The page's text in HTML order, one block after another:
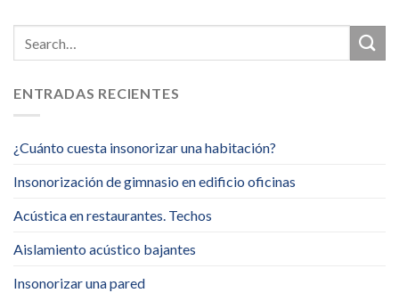
ENTRADAS RECIENTES
¿Cuánto cuesta insonorizar una habitación?
Insonorización de gimnasio en edificio oficinas
Acústica en restaurantes. Techos
Aislamiento acústico bajantes
Insonorizar una pared